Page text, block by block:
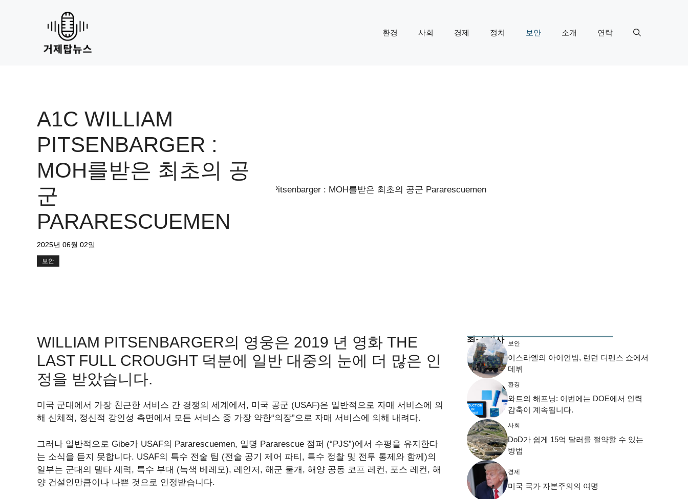
환경 사회 경제 정치 보안 소개 연락
A1C WILLIAM
PITSENBARGER :
MOH를받은 최초의 공
군
PARARESCUEMEN
2025년 06월 02일
보안
WILLIAM PITSENBARGER의 영웅은 2019 년 영화 THE
LAST FULL CROUGHT 덕분에 일반 대중의 눈에 더 많은 인
정을 받았습니다.
미국 군대에서 가장 친근한 서비스 간 경쟁의 세계에서, 미국 공군 (USAF)은 일반적으로 자매 서비스에 의
해 신체적, 정신적 강인성 측면에서 모든 서비스 중 가장 약한“의장”으로 자매 서비스에 의해 내려다.
그러나 일반적으로 Gibe가 USAF의 Pararescuemen, 일명 Pararescue 점퍼 (“PJS”)에서 수평을 유지한다
는 소식을 듣지 못합니다. USAF의 특수 전술 팀 (전술 공기 제어 파티, 특수 정찰 및 전투 통제와 함께)의
일부는 군대의 델타 세력, 특수 부대 (녹색 베레모), 레인저, 해군 물개, 해양 공동 코프 레컨, 포스 레컨, 해
양 건설인만큼이나 나쁜 것으로 인정받습니다.
최근 기사 보안
이스라엘의 아이언빔, 런던 디펜스 쇼에서
데뷔
환경
와트의 해프닝: 이번에는 DOE에서 인력
감축이 계속됩니다.
사회
DoD가 쉽게 15억 달러를 절약할 수 있는
방법
경제
미국 국가 자본주의의 여명